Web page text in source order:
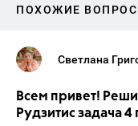
ПОХОЖИЕ
Светлана
Всем привет!
Рудзитис задача